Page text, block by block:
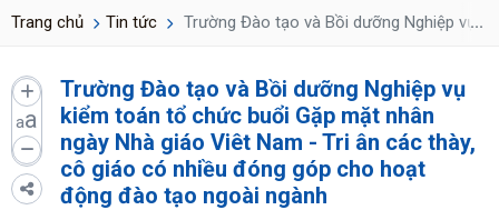
Trang chủ Tin tức Trường Đào tạo và Bồi dưỡng Nghiệp vụ...
aa
Trường Đào tạo và Bồi dưỡng Nghiệp vụ
kiểm toán tổ chức buổi Gặp mặt nhân
ngày Nhà giáo Viêt Nam - Tri ân các thày,
cô giáo có nhiều đóng góp cho hoạt
động đào tạo ngoài ngành